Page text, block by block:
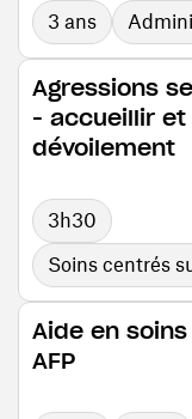
3 ans
Agressions
- accueillir et
dévoilement
3h30
Soins centrés
Aide en
AFP